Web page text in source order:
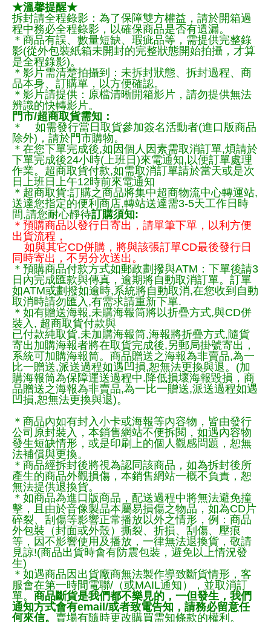
★溫馨提醒★
拆封請全程錄影：為了保障雙方權益，請於開箱過
程中務必全程錄影，以確保商品是否有遺漏。
＊商品有誤、數量短缺、瑕疵品等，需提供完整錄
影(從外包裝紙箱未開封的完整狀態開始拍攝，才算
是全程錄影)。
＊影片需清楚拍攝到：未拆封狀態、拆封過程、商
品本身、訂購單，以方便確認。
＊影片請提供：原檔清晰開箱影片，請勿提供無法
辨識的快轉影片。
門市/超商取貨需知：
＊ 如需發行當日取貨參加簽名活動者(進口版商品
除外)，請於門市購物。
＊在您下單完成後,如因個人因素需取消訂單,煩請於
下單完成後24小時(上班日)來電通知,以便訂單處理
作業。超商取貨付款,如需取消訂單請於當天或是次
日上班日上午12時前來電通知
＊超商取貨:訂購之商品將集中超商物流中心轉運站,
送達您指定的便利商店,轉站送達需3-5天工作日時
間,請您耐心靜待訂購須知:
＊預購商品以發行日寄出，請單筆下單，以利方便
出貨流程，
如與其它CD併購，將與該張訂單CD最後發行日
同時寄出，不另分次送出。
＊預購商品付款方式如郵政劃撥與ATM：下單後請3
日內完成匯款與傳真，逾期將自動取消訂單。訂單
如ATM或劃撥如逾時,系統將自動取消,在您收到自動
取消時請勿匯入,有需求請重新下單.
＊如有贈送海報,未購海報筒將以折疊方式,與CD併
裝入, 超商取貨付款與
已付款純取貨,未加購海報筒,海報將折疊方式,隨貨
寄出加購海報者將在取貨完成後,另郵局掛號寄出，
系統可加購海報筒。商品贈送之海報為非賣品,為一
比一贈送,派送過程如遇凹損,恕無法更換與退。(加
購海報筒為保障運送過程中.降低損壞海報毀損，商
品贈送之海報為非賣品,為一比一贈送,派送過程如遇
凹損,恕無法更換與退)。
＊商品內如有封入小卡或海報等內容物，皆由發行
公司原封裝入，本銷售網站不便拆閱，如遇內容物
發生短缺情形，或是印刷上的個人觀感問題，恕無
法補償與更換。
＊商品經拆封後將視為認同該商品，如為拆封後所
產生的商品外觀損傷，本銷售網站一概不負責，恕
無法提供退換貨。
＊如商品為進口版商品，配送過程中將無法避免撞
擊，且由於音像製品本屬易損傷之物品，如為CD片
碎裂、刮傷等影響正常播放以外之情形，例：商品
外包裝（封面或外殼）撕裂、折損、刮傷、壓痕
等，因不影響使用及播放，一律無法退換貨，敬請
見諒!(商品出貨時會有防震包裝，避免以上情況發
生)
＊如遇商品因出貨廠商無法製作導致斷貨情形，客
服會在第一時間電聯/（或MAIL通知），並取消訂
單。 商品斷貨是我們都不樂見的，一但發生，我們
通知方式會有email/或者致電告知，請務必留意任
何來信。 賣場有隨時更改購買需知條款的權利。